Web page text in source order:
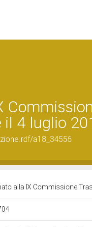
il 4 luglio
a18_34556
alla IX Commissione